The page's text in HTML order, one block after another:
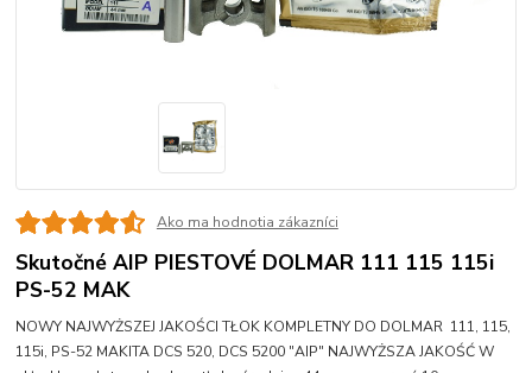
Ako ma hodnotia zákazníci
Skutočné AIP PIESTOVÉ DOLMAR 111 115 115i
PS-52 MAK
NOWY NAJWYŻSZEJ JAKOŚCI TŁOK KOMPLETNY DO DOLMAR 111, 115,
115i, PS-52 MAKITA DCS 520, DCS 5200 "AIP" NAJWYŻSZA JAKOŚĆ W